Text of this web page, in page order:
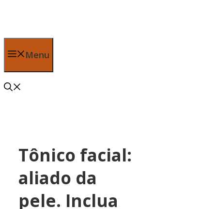
conteúdo
Menu
Tônico facial:
aliado da
pele. Inclua